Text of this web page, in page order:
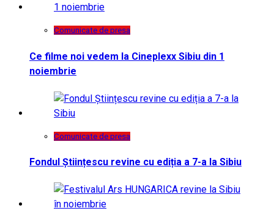
Comunicate de presa
Ce filme noi vedem la Cineplexx Sibiu din 1
noiembrie
Comunicate de presa
Fondul Științescu revine cu ediția a 7-a la Sibiu